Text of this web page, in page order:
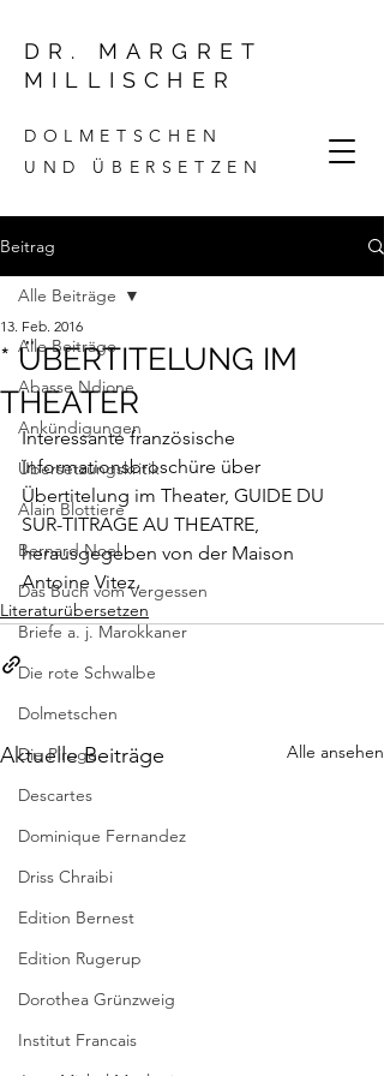
DR. MARGRET
MILLISCHER
DOLMETSCHEN
UND ÜBERSETZEN
Beitrag
Alle Beiträge
Abasse Ndione
Ankündigungen
Übersetzungskritik
Alain Blottiere
Bernard Noel
Das Buch vom Vergessen
Briefe a. j. Marokkaner
Die rote Schwalbe
Dolmetschen
Die Piroge
Descartes
Dominique Fernandez
Driss Chraibi
Edition Bernest
Edition Rugerup
Dorothea Grünzweig
Institut Francais
Alle Beiträge
* ÜBERTITELUNG IM
THEATER
13. Feb. 2016
Interessante französische
Informationsbroschüre über
Übertitelung im Theater, GUIDE DU
SUR-TITRAGE AU THEATRE,
herausgegeben von der Maison
Antoine Vitez.
Literaturübersetzen
Aktuelle Beiträge Alle ansehen